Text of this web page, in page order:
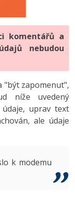
komentářů a
nebudou
"být zapomenut",
níže uvedený
uprav text
ale údaje
k modemu